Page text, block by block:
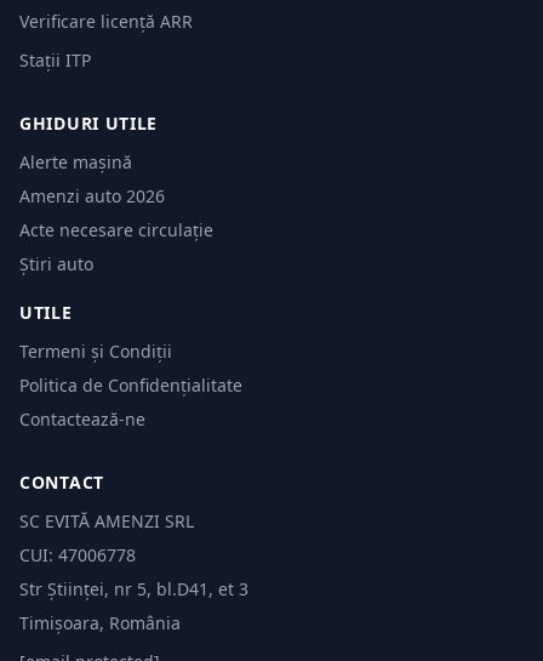
Verificare licență ARR
Stații ITP
GHIDURI UTILE
Alerte mașină
Amenzi auto 2026
Acte necesare circulație
Știri auto
UTILE
Termeni și Condiții
Politica de Confidențialitate
Contactează-ne
CONTACT
SC EVITĂ AMENZI SRL
CUI: 47006778
Str Științei, nr 5, bl.D41, et 3
Timișoara, România